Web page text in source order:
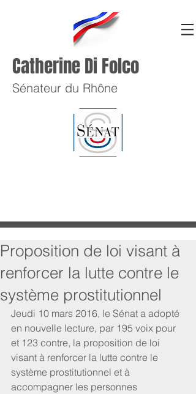
Catherine Di Folco
Sénateur du Rhône
Proposition de loi visant à
renforcer la lutte contre le
système prostitutionnel
Jeudi 10 mars 2016, le Sénat a adopté
en nouvelle lecture, par 195 voix pour
et 123 contre, la proposition de loi
visant à renforcer la lutte contre le
système prostitutionnel et à
accompagner les personnes